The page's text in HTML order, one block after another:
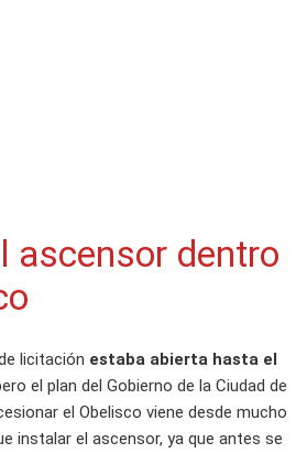
ascensor dentro
licitación estaba abierta hasta el
el plan del Gobierno de la Ciudad de
el Obelisco viene desde mucho
instalar el ascensor, ya que antes se